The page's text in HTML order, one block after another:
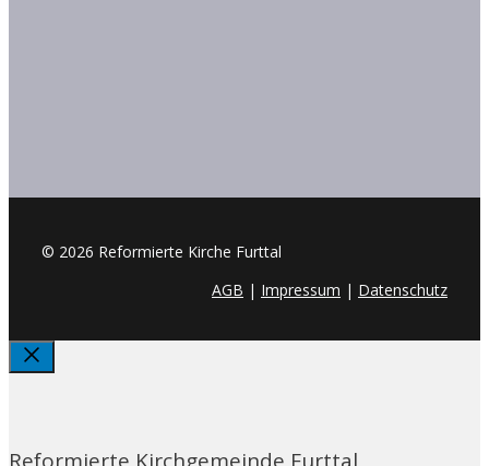
© 2026 Reformierte Kirche Furttal
AGB | Impressum | Datenschutz
Schliessen